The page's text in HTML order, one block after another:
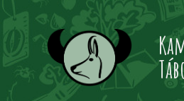
Přeskočit
obsah